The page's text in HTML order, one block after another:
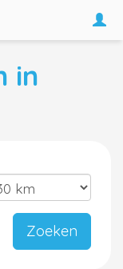
in
Zoeken